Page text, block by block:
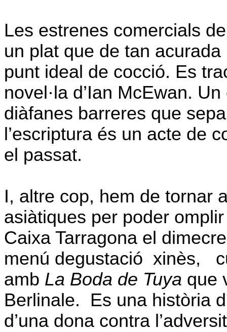
Les estrenes comercials
un plat que de tan
punt ideal de cocció. Es
novel·la d’Ian McEwan.
diàfanes barreres que
l’escriptura és un acte de
el passat.
I, altre cop, hem de tornar
asiàtiques per poder
Caixa Tarragona el
menú degustació xinès,
amb La Boda de Tuya que
Berlinale.
Es una història
d’una dona contra